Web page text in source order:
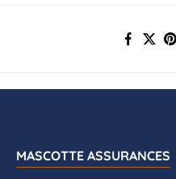
MASCOTTE ASSURANCES